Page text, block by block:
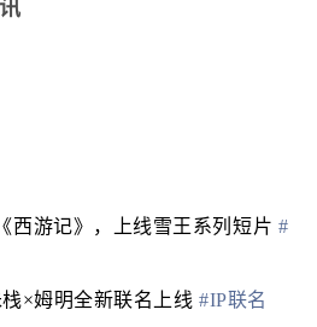
西游记》，上线雪王系列短片 #
×姆明全新联名上线#IP联名